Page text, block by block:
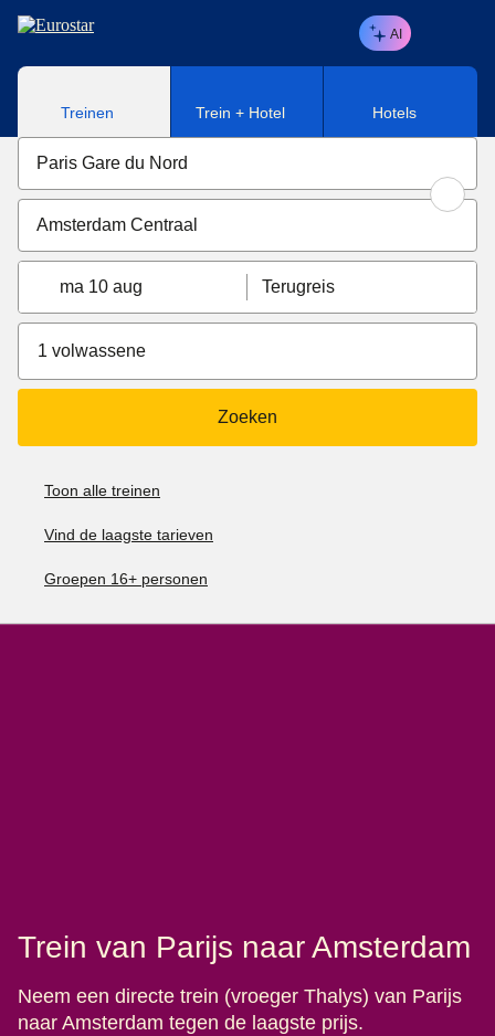
Naar hoofdinhoud
AI
Treinen Trein + Hotel Hotels
ma 10 aug Terugreis
1 volwassene
Zoeken
Toon alle treinen
Vind de laagste tarieven
Groepen 16+ personen
Trein van Parijs naar Amsterdam
Neem een directe trein (vroeger Thalys) van Parijs
naar Amsterdam tegen de laagste prijs.